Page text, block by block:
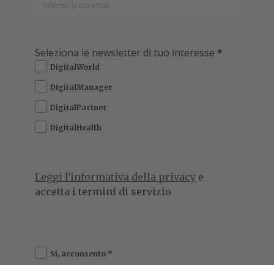
Seleziona le newsletter di tuo interesse *
DigitalWorld
DigitalManager
DigitalPartner
DigitalHealth
Leggi l'informativa della privacy e
accetta i termini di servizio
Si, acconsento *